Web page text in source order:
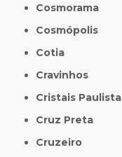
Cosmorama
Cosmópolis
Cotia
Cravinhos
Cristais Paulista
Cruz Preta
Cruzeiro